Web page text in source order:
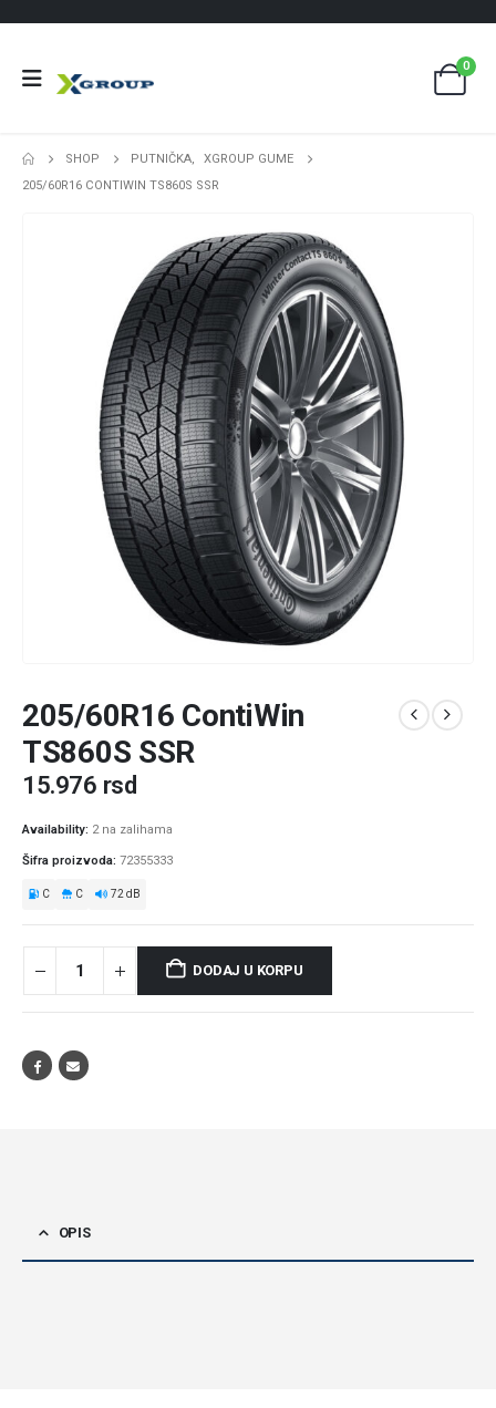
0
SHOP PUTNIČKA,
XGROUP GUME
205/60R16 CONTIWIN TS860S SSR
205/60R16 ContiWin
TS860S SSR
15.976 rsd
Availability: 2 na zalihama
Šifra proizvoda: 72355333
C C 72 dB
DODAJ U KORPU
OPIS